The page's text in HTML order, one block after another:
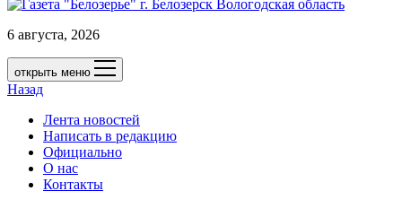
6 августа, 2026
открыть меню
Назад
Лента новостей
Написать в редакцию
Официально
О нас
Контакты